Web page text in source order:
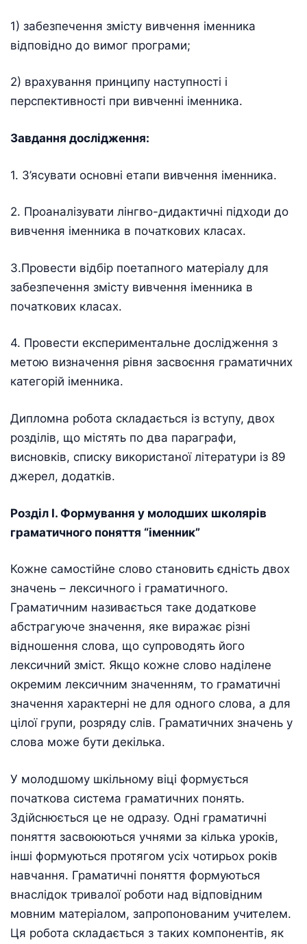
1) забезпечення змісту вивчення іменника
відповідно до вимог програми;
2) врахування принципу наступності і
перспективності при вивченні іменника.
Завдання дослідження:
1. З’ясувати основні етапи вивчення іменника.
2. Проаналізувати лінгво-дидактичні підходи до
вивчення іменника в початкових класах.
3.Провести відбір поетапного матеріалу для
забезпечення змісту вивчення іменника в
початкових класах.
4. Провести експериментальне дослідження з
метою визначення рівня засвоєння граматичних
категорій іменника.
Дипломна робота складається із вступу, двох
розділів, що містять по два параграфи,
висновків, списку використаної літератури із 89
джерел, додатків.
Розділ І. Формування у молодших школярів
граматичного поняття “іменник”
Кожне самостійне слово становить єдність двох
значень – лексичного і граматичного.
Граматичним називається таке додаткове
абстрагуюче значення, яке виражає різні
відношення слова, що супроводять його
лексичний зміст. Якщо кожне слово наділене
окремим лексичним значенням, то граматичні
значення характерні не для одного слова, а для
цілої групи, розряду слів. Граматичних значень у
слова може бути декілька.
У молодшому шкільному віці формується
початкова система граматичних понять.
Здійснюється це не одразу. Одні граматичні
поняття засвоюються учнями за кілька уроків,
інші формуються протягом усіх чотирьох років
навчання. Граматичні поняття формуються
внаслідок тривалої роботи над відповідним
мовним матеріалом, запропонованим учителем.
Ця робота складається з таких компонентів, як